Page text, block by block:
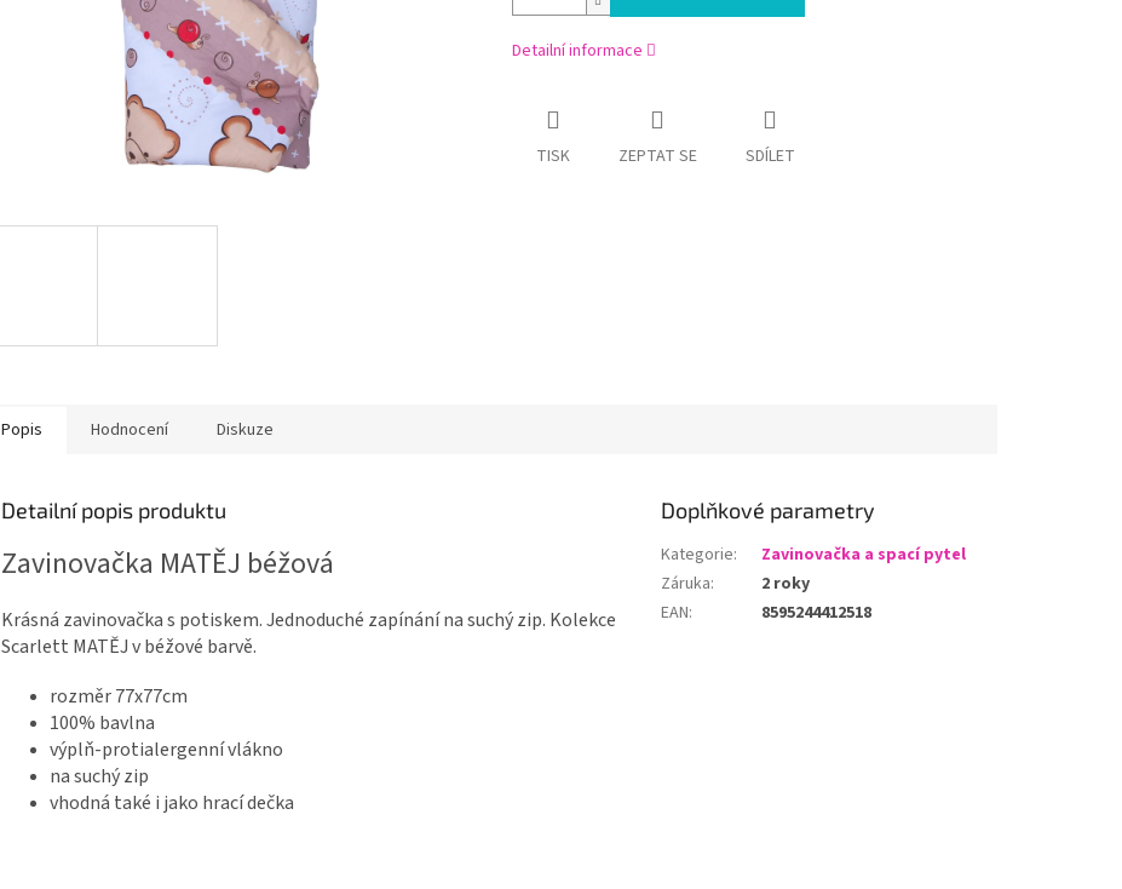
Detailní informace
TISK ZEPTAT SE SDÍLET
Popis Hodnocení Diskuze
Detailní popis produktu
Zavinovačka MATĚJ béžová
Krásná zavinovačka s potiskem. Jednoduché zapínání na suchý zip. Kolekce
Scarlett MATĚJ v béžové barvě.
rozměr 77x77cm
100% bavlna
výplň-protialergenní vlákno
na suchý zip
vhodná také i jako hrací dečka
Doplňkové parametry
Kategorie:
Zavinovačka a spací pytel
Záruka:
2 roky
EAN: 8595244412518